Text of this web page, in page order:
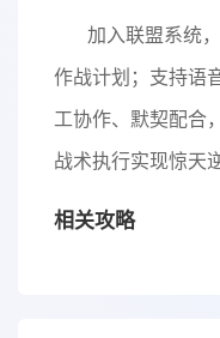
加入联盟系统
作战计划；支持语
工协作、默契配合
战术执行实现惊天
相关攻略